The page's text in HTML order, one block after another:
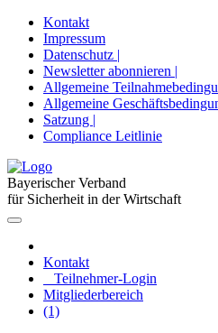
Kontakt
Impressum
Datenschutz |
Newsletter abonnieren |
Allgemeine
Allgemeine
Satzung |
Compliance Leitlinie
Bayerischer Verband
für Sicherheit in der Wirtschaft
Kontakt
Teilnehmer-Login
Mitgliederbereich
(1)